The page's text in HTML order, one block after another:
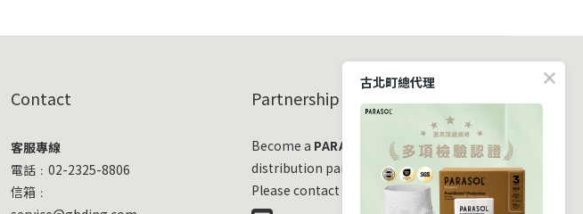
Contact
客服專線
電話﹕02-2325-8806
信箱﹕
Partnership
Become a PARASOL
distribution partner
Please contact us at any time!
古北町總代理